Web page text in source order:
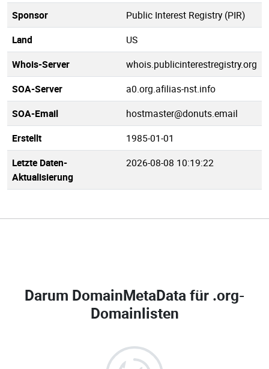
Sponsor
Public Interest Registry (PIR)
Land
US
Whois-Server
whois.publicinterestregistry.org
SOA-Server
a0.org.afilias-nst.info
SOA-Email
hostmaster@donuts.email
Erstellt
1985-01-01
Letzte Daten-
Aktualisierung
2026-08-08 10:19:22
Darum DomainMetaData für .org-
Domainlisten